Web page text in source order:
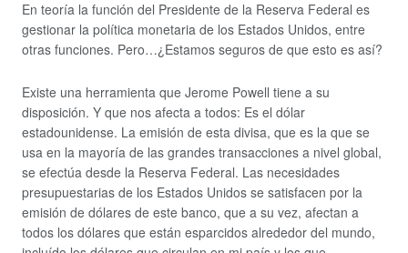
En teoría la función del Presidente de la Reserva Federal es
gestionar la política monetaria de los Estados Unidos, entre
otras funciones. Pero…¿Estamos seguros de que esto es así?
Existe una herramienta que Jerome Powell tiene a su
disposición. Y que nos afecta a todos: Es el dólar
estadounidense. La emisión de esta divisa, que es la que se
usa en la mayoría de las grandes transacciones a nivel global,
se efectúa desde la Reserva Federal. Las necesidades
presupuestarias de los Estados Unidos se satisfacen por la
emisión de dólares de este banco, que a su vez, afectan a
todos los dólares que están esparcidos alrededor del mundo,